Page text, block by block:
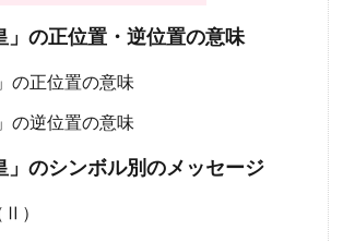
」の正位置・逆位置の意味
の正位置の意味
の逆位置の意味
」のシンボル別のメッセージ
Ⅱ）